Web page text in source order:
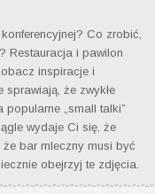
Co zrobić,
Restauracja i pawilon
inspiracje i
sprawiają, że zwykłe
„small talki”
wydaje Ci się, że
bar mleczny musi być
obejrzyj te zdjęcia.